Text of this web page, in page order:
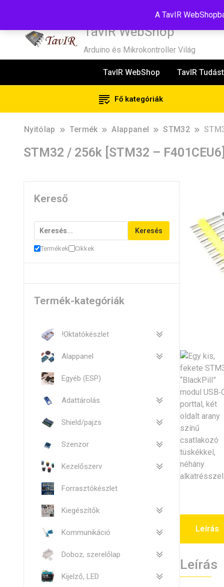
A TavIR
TavIR WebShop
Arduino és Mikrokontroller Világ
TavIR WebShop TavIR
Fő kategóriák
Nyitólap Termék Alappanel STM32
STM32 / 256k [STM32 –
Leírás
Leírás
Kereső
Keresés
Termékek Cikkek
Termék-kategóriák
!Oktatókészlet
Alappanel
Egyéb (ESP)
Adattárolás
Shield/pajzs
Szenzor
Kezelőszerv
Forrasztókészlet
Kiegészítők
Kommunikáció
Doboz, szerelőlap
Kijelző, LED